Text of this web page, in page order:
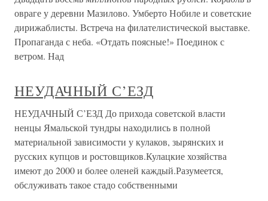
овраге у деревни Мазилово. Умберто Нобиле и советские
дирижаблисты. Встреча на филателистической выставке.
Пропаганда с неба. «Отдать поясные!» Поединок с
ветром. Над
НЕУДАЧНЫЙ С’ЕЗД
НЕУДАЧНЫЙ С’ЕЗД До прихода советской власти
ненцы Ямальской тундры находились в полной
материальной зависимости у кулаков, зырянских и
русских купцов и ростовщиков.Кулацкие хозяйства
имеют до 2000 и более оленей каждый.Разумеется,
обслуживать такое стадо собственными